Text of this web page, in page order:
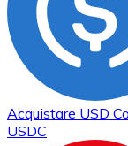
Acquistare USD
USDC